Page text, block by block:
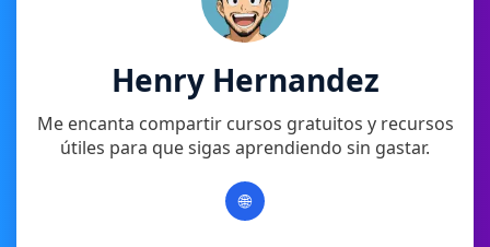
Henry Hernandez
Me encanta compartir cursos gratuitos y recursos
útiles para que sigas aprendiendo sin gastar.
🌐